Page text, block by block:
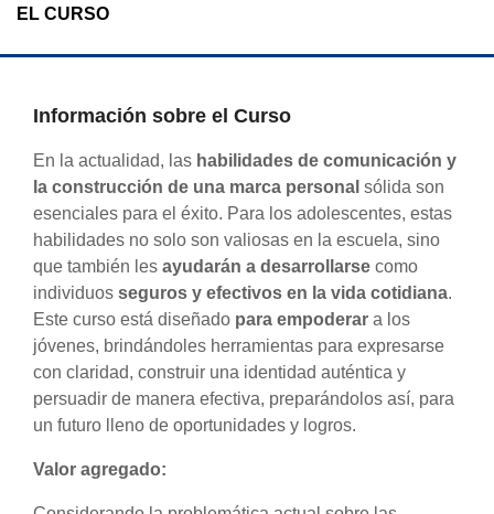
EL CURSO
Información sobre el Curso
En la actualidad, las habilidades de comunicación y
la construcción de una marca personal sólida son
esenciales para el éxito. Para los adolescentes, estas
habilidades no solo son valiosas en la escuela, sino
que también les ayudarán a desarrollarse como
individuos seguros y efectivos en la vida cotidiana.
Este curso está diseñado para empoderar a los
jóvenes, brindándoles herramientas para expresarse
con claridad, construir una identidad auténtica y
persuadir de manera efectiva, preparándolos así, para
un futuro lleno de oportunidades y logros.
Valor agregado: